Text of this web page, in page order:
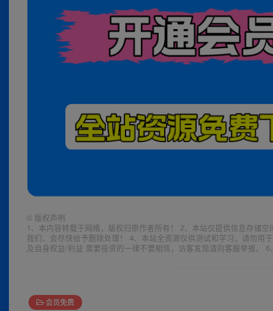
© 版权声明
1、本内容转载于网络，版权归原作者所有！ 2、本站仅提供信息存储
我们，会尽快给予删除处理！ 4、本站全资源仅供测试和学习，请勿
及自身权益/利益 需要投资的一律不要相信，访客发现请向客服举报。
会员免费